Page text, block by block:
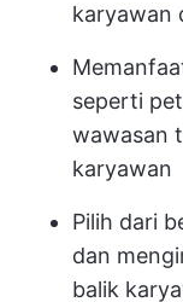
karyawan
seperti
wawasan
karyawan
Pilih dari
dan
balik